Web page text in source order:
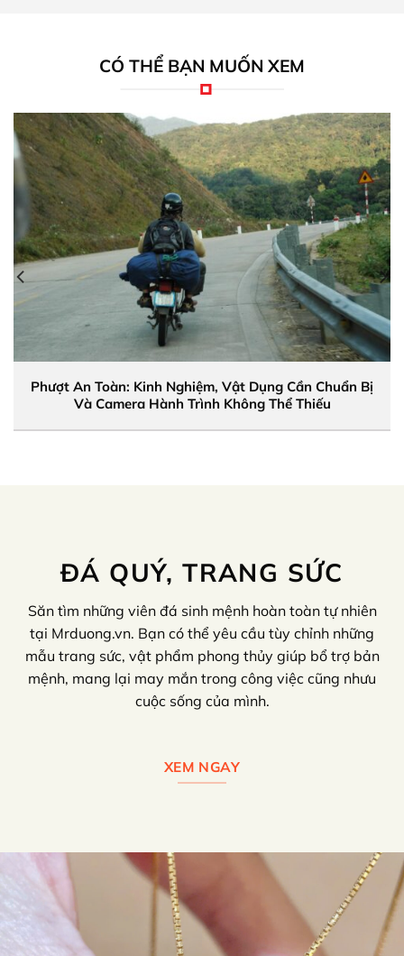
Icar Ellisen S46 cảm biến đỗ xe thế hệ thứ 2 đang
nhận được rất nhiều sự quan tâm. Không chỉ là về
tại ở Mắt Cú đang niêm yết giá của thiết bị này là
1.800.000 VNĐ (Mức giá sẽ thay đổi tùy theo các
chương trình khuyến mãi áp dụng).
nghệ hiện đại. Cam kết mang đến những sản phẩm
chính hãng, giá thành rẻ nhất và khuyến mãi lắp
đặt.
CÓ THỂ BẠN MUỐN XEM
Phượt An Toàn: Kinh Nghiệm, Vật Dụng Cần Chuẩn Bị
Và Camera Hành Trình Không Thể Thiếu
ĐÁ QUÝ, TRANG SỨC
Săn tìm những viên đá sinh mệnh hoàn toàn tự nhiên
tại Mrduong.vn. Bạn có thể yêu cầu tùy chỉnh những
mẫu trang sức, vật phẩm phong thủy giúp bổ trợ bản
mệnh, mang lại may mắn trong công việc cũng nhưu
cuộc sống của mình.
XEM NGAY